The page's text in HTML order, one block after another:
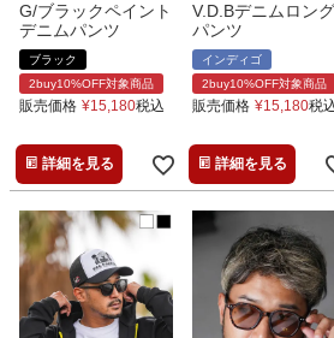
G/ブラックペイント
デニムパンツ
ブラック
2buy10%OFF対象商品
販売価格 ¥15,180税込
詳細を見る
V.D.Bデニムロング
パンツ
インディゴ
2buy10%OFF対象商品
販売価格 ¥15,180税
詳細を見る